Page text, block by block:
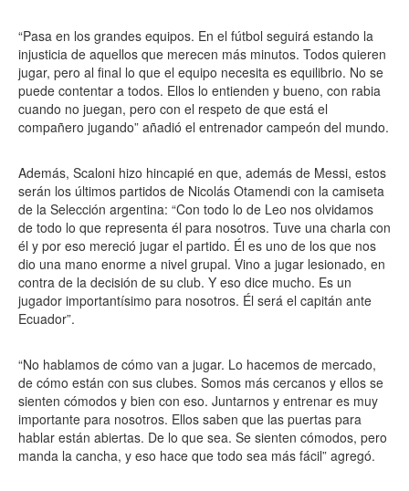
“Pasa en los grandes equipos. En el fútbol seguirá estando la
injusticia de aquellos que merecen más minutos. Todos quieren
jugar, pero al final lo que el equipo necesita es equilibrio. No se
puede contentar a todos. Ellos lo entienden y bueno, con rabia
cuando no juegan, pero con el respeto de que está el
compañero jugando” añadió el entrenador campeón del mundo.
Además, Scaloni hizo hincapié en que, además de Messi, estos
serán los últimos partidos de Nicolás Otamendi con la camiseta
de la Selección argentina: “Con todo lo de Leo nos olvidamos
de todo lo que representa él para nosotros. Tuve una charla con
él y por eso mereció jugar el partido. Él es uno de los que nos
dio una mano enorme a nivel grupal. Vino a jugar lesionado, en
contra de la decisión de su club. Y eso dice mucho. Es un
jugador importantísimo para nosotros. Él será el capitán ante
Ecuador”.
“No hablamos de cómo van a jugar. Lo hacemos de mercado,
de cómo están con sus clubes. Somos más cercanos y ellos se
sienten cómodos y bien con eso. Juntarnos y entrenar es muy
importante para nosotros. Ellos saben que las puertas para
hablar están abiertas. De lo que sea. Se sienten cómodos, pero
manda la cancha, y eso hace que todo sea más fácil” agregó.